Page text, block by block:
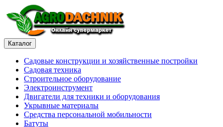
Каталог
Садовые конструкции и хозяйственные постройки
Садовая техника
Строительное оборудование
Электроинструмент
Двигатели для техники и оборудования
Укрывные материалы
Средства персональной мобильности
Батуты